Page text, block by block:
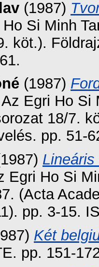
(1987)
Si Minh
köt.).
(1987)
Egri Ho Si
18/7.
pp. 51-
Egri Ho Si
(Acta
pp. 3-15.
Két
pp. 151-